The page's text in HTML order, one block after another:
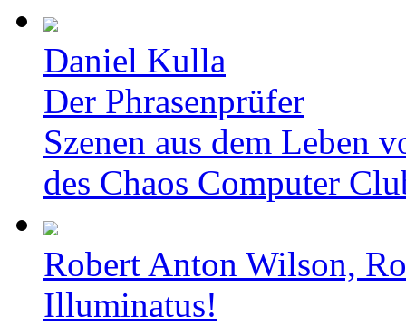
Daniel Kulla
Der Phrasenprüfer
Szenen aus dem Leben
des Chaos Computer
Robert Anton Wilson,
Illuminatus!